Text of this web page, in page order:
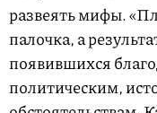
развеять мифы.
палочка, а
появившихся
политическим,